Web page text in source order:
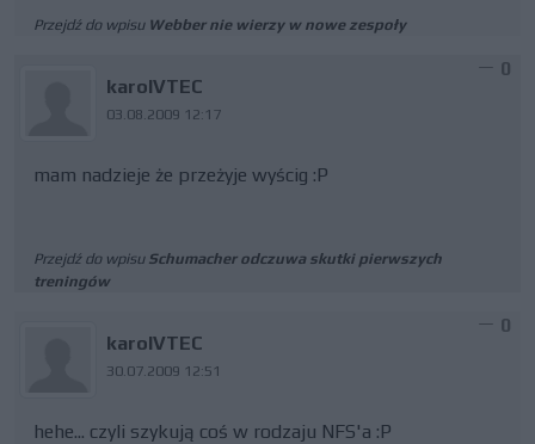
Przejdź do wpisu Webber nie wierzy w nowe zespoły
karolVTEC
03.08.2009 12:17
0
mam nadzieje że przeżyje wyścig :P
Przejdź do wpisu Schumacher odczuwa skutki pierwszych
treningów
karolVTEC
30.07.2009 12:51
0
hehe... czyli szykują coś w rodzaju NFS'a :P